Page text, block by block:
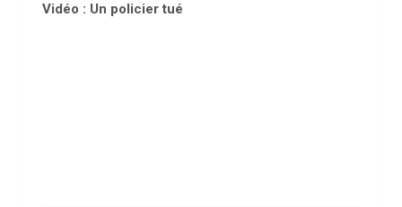
Vidéo : Un policier tué